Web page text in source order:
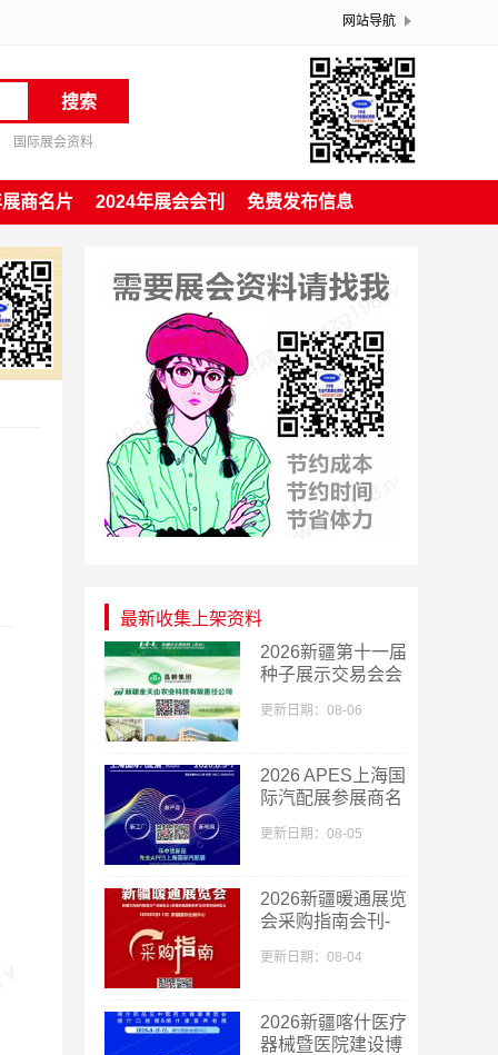
网站导航
搜索
国际展会资料
商名片 2024年展会会刊 免费发布信息
最新收集上架资料
2026新疆第十一届
种子展示交易会会
展商名录
更新日期：08-06
2026 APES上海国
际汽配展参展商名
更新日期：08-05
2026新疆暖通展览
会采购指南会刊-
更新日期：08-04
2026新疆喀什医疗
器械暨医院建设博